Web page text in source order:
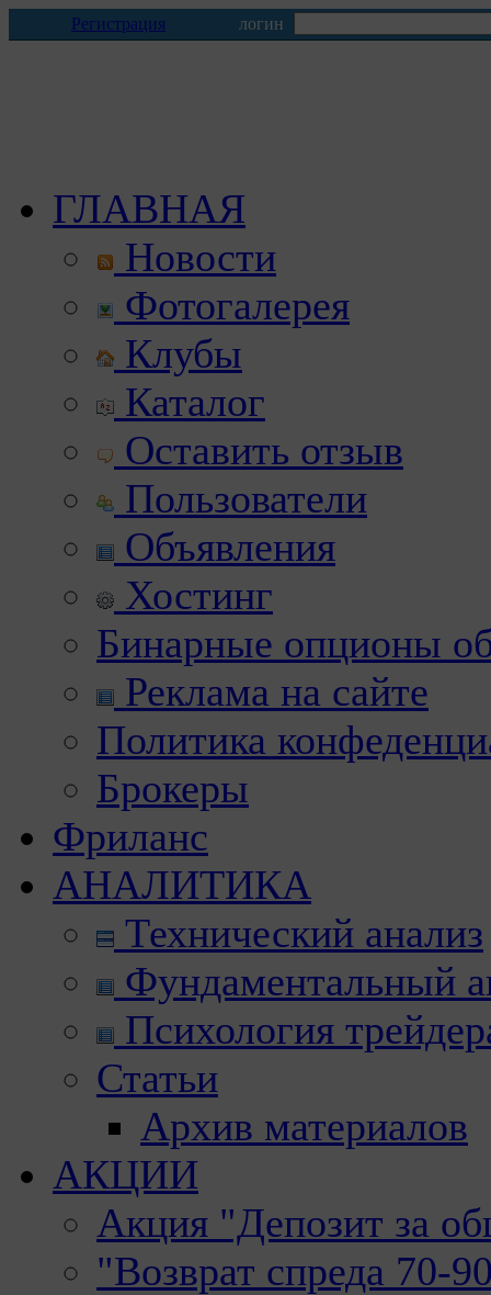
Регистрация логин
ГЛАВНАЯ
Новости
Фотогалерея
Клубы
Каталог
Оставить отзыв
Пользователи
Объявления
Хостинг
Бинарные опционы
Реклама на сайте
Политика
Брокеры
Фриланс
АНАЛИТИКА
Технический анализ
Фундаментальный
Психология
Статьи
Архив материалов
АКЦИИ
Акция "Депозит за
"Возврат спреда 70-